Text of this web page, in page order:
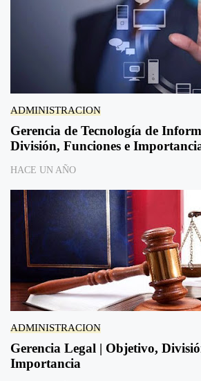
ADMINISTRACION
Gerencia de Tecnología de
División, Funciones e
HACE UN AÑO
ADMINISTRACION
Gerencia Legal | Objetivo,
Importancia